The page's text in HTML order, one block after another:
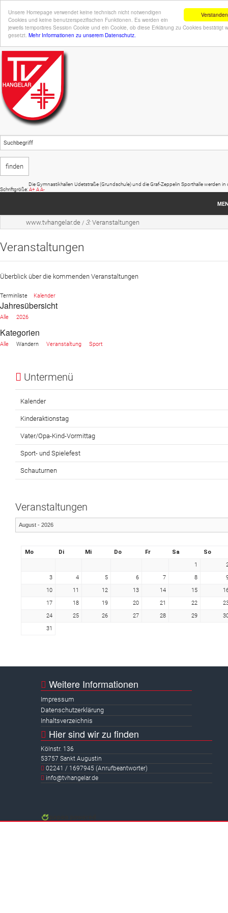
Verstanden
Unsere Homepage verwendet keine technisch nicht notwendigen
Cookies und keine benutzerspezifischen Funktionen. Es werden ein
jeweils temporäres Session Cookie und ein Cookie, ob diese Erklärung zu Cookies bestätigt
gesetzt. Mehr Informationen zu unserem Datenschutz.
Die Gymnastikhallen Udetstraße (Grundschule) und die Graf-Zeppelin Sporthalle werden in
Schriftgröße:A+AA-
Startseite
Sportangebot
Website
www.tvhangelar.de / 3:Veranstaltungen
Veranstaltungen
Überblick über die kommenden Veranstaltungen
Terminliste Kalender
Jahresübersicht
Alle 2026
Kategorien
Alle Wandern Veranstaltung Sport
Untermenü
Kalender
Kinderaktionstag
Vater/Opa-Kind-Vormittag
Sport- und Spielefest
Schauturnen
Veranstaltungen
Mo Di Mi Do Fr Sa
So
1
3
4 5 6 7 8
10
11 12 13 14 15
17
18 19 20 21 22
24
25 26 27 28 29
31
Weitere Informationen
Impressum
Datenschutzerklärung
Inhaltsverzeichnis
Hier sind wir zu finden
Kölnstr. 136
53757 Sankt Augustin
02241 / 1697945 (Anrufbeantworter)
info@tvhangelar.de